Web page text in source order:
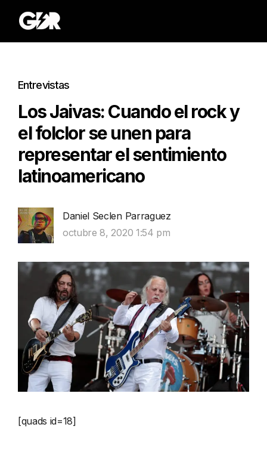
Entrevistas
Los Jaivas: Cuando el rock y
el folclor se unen para
representar el sentimiento
latinoamericano
Daniel Seclen Parraguez
octubre 8, 2020 1:54 pm
[quads id=18]